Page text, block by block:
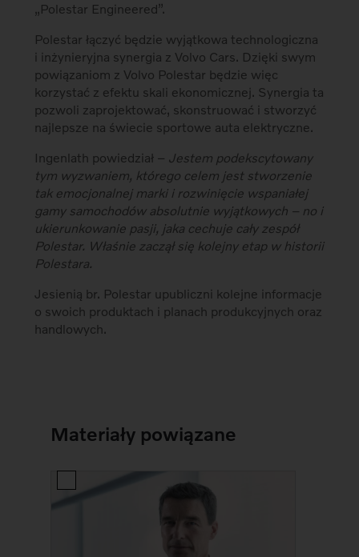
„Polestar Engineered”.
Polestar łączyć będzie wyjątkowa technologiczna
i inżynieryjna synergia z Volvo Cars. Dzięki swym
powiązaniom z Volvo Polestar będzie więc
korzystać z efektu skali ekonomicznej. Synergia ta
pozwoli zaprojektować, skonstruować i stworzyć
najlepsze na świecie sportowe auta elektryczne.
Ingenlath powiedział – Jestem podekscytowany
tym wyzwaniem, którego celem jest stworzenie
tak emocjonalnej marki i rozwinięcie wspaniałej
gamy samochodów absolutnie wyjątkowych – no i
ukierunkowanie pasji, jaka cechuje cały zespół
Polestar. Właśnie zaczął się kolejny etap w historii
Polestara.
Jesienią br. Polestar upubliczni kolejne informacje
o swoich produktach i planach produkcyjnych oraz
handlowych.
Materiały powiązane